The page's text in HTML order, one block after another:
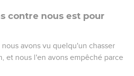
contre nous est pour
avons vu quelqu'un chasser
et nous l'en avons empêché parce